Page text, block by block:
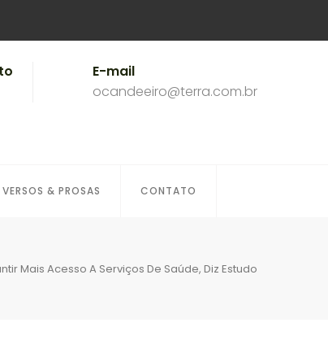
E-mail
ocandeeiro@terra.com.br
VERSOS & PROSAS CONTATO
Mais Acesso A Serviços De Saúde, Diz Estudo